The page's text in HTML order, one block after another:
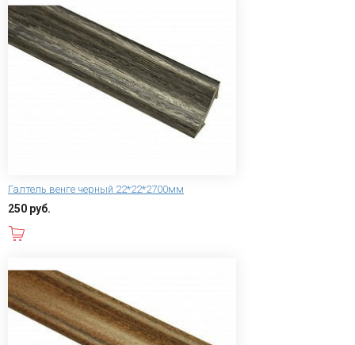
Галтель венге черный 22*22*2700мм
250 руб.